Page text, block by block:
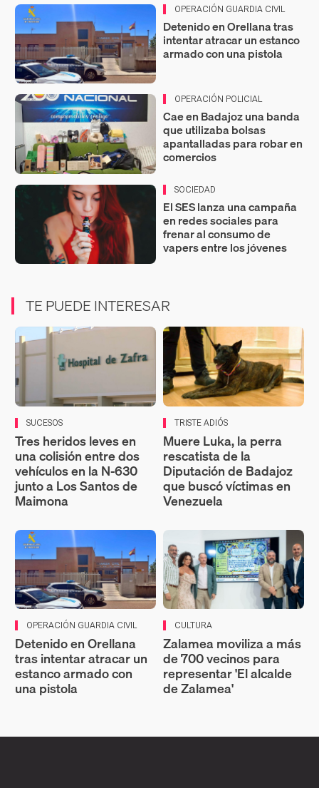
OPERACIÓN GUARDIA CIVIL
Detenido en Orellana tras
intentar atracar un estanco
armado con una pistola
OPERACIÓN POLICIAL
Cae en Badajoz una banda
que utilizaba bolsas
apantalladas para robar en
comercios
SOCIEDAD
El SES lanza una campaña
en redes sociales para
frenar al consumo de
vapers entre los jóvenes
TE PUEDE INTERESAR
SUCESOS
Tres heridos leves en
una colisión entre dos
vehículos en la N-630
junto a Los Santos de
Maimona
TRISTE ADIÓS
Muere Luka, la perra
rescatista de la
Diputación de Badajoz
que buscó víctimas en
Venezuela
OPERACIÓN GUARDIA CIVIL
Detenido en Orellana
tras intentar atracar un
estanco armado con
una pistola
CULTURA
Zalamea moviliza a más
de 700 vecinos para
representar 'El alcalde
de Zalamea'